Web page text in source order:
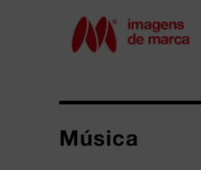
Música